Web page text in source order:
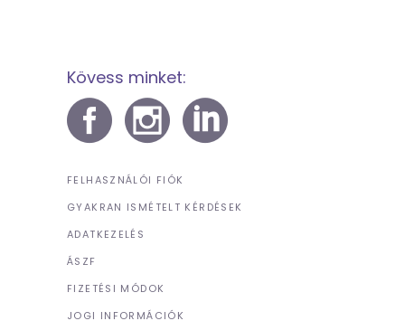
Kövess minket:
FELHASZNÁLÓI FIÓK
GYAKRAN ISMÉTELT KÉRDÉSEK
ADATKEZELÉS
ÁSZF
FIZETÉSI MÓDOK
JOGI INFORMÁCIÓK